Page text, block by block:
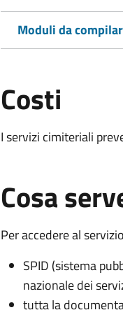
Moduli da
Costi
I servizi cimiteriali
Cosa
Per accedere al
SPID (sistema
nazionale dei
tutta la